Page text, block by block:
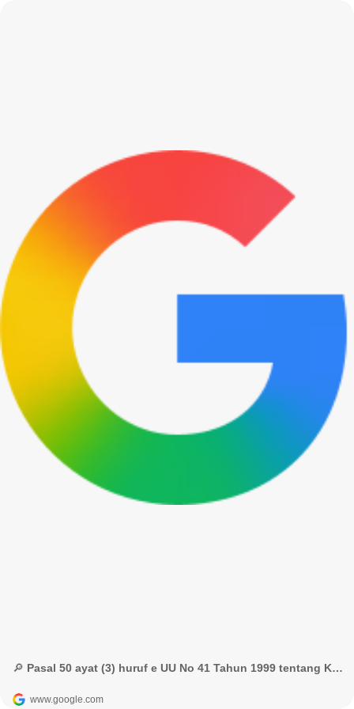
🔎 Pasal 50 ayat (3) huruf e UU No 41 Tahun 1999 tentang Kehutanan - Google Penelusuran
www.google.com